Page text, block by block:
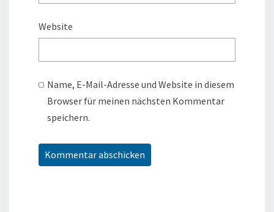
Website
Name, E-Mail-Adresse und Website in diesem
Browser für meinen nächsten Kommentar
speichern.